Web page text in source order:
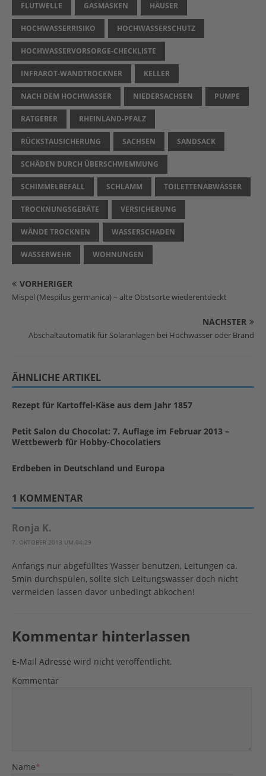
FLUTWELLE GASMASKEN HÄUSER
HOCHWASSERRISIKO HOCHWASSERSCHUTZ
HOCHWASSERVORSORGE-CHECKLISTE
INFRAROT-WANDTROCKNER KELLER
NACH DEM HOCHWASSER NIEDERSACHSEN PUMPE
RATGEBER RHEINLAND-PFALZ
RÜCKSTAUSICHERUNG SACHSEN SANDSACK
SCHÄDEN DURCH ÜBERSCHWEMMUNG
SCHIMMELBEFALL SCHLAMM TOILETTENABWÄSSER
TROCKNUNGSGERÄTE VERSICHERUNG
WÄNDE TROCKNEN WASSERSCHADEN
WASSERWEHR WOHNUNGEN
VORHERIGER
Mispel (Mespilus germanica) – alte Obstsorte wiederentdeckt
NÄCHSTER
Abschaltautomatik für Solaranlagen bei Hochwasser oder Brand
ÄHNLICHE ARTIKEL
Rezept für Kartoffel-Käse aus dem Jahr 1857
Petit Salon du Chocolat: 7. Auflage im Februar 2013 –
Wettbewerb für Hobby-Chocolatiers
Erdbeben in Deutschland und Europa
1 KOMMENTAR
Ronja K.
7. OKTOBER 2013 UM 04:29
Anfangs nur abgefülltes Wasser benutzen, Leitungen ca.
5min durchspülen, sollte sich Leitungswasser doch nicht
vermeiden lassen davor unbedingt abkochen!
Kommentar hinterlassen
E-Mail Adresse wird nicht veröffentlicht.
Kommentar
Name*